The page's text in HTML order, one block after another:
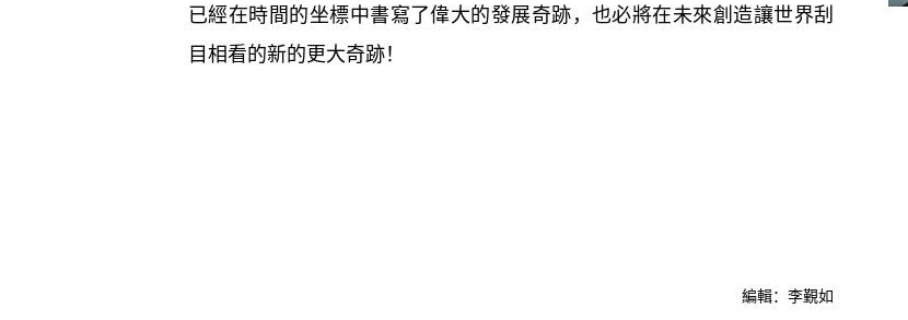
已經在時間的坐標中書寫了偉大的發展奇跡，也必將在未來創造讓世界刮
目相看的新的更大奇跡！
編輯：李覲如